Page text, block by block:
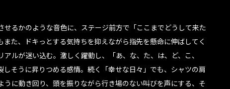
せるかのような音色に、ステージ前方で「ここまでどうして来た
た、ドキっとする気持ちを抑えながら指先を懸命に伸ばしてく
ルが迷い込む。激しく躍動し、「あ、な、た、は、ど、こ、
そうに昇りつめる感情。続く「幸せな日々」でも、シャツの肩
に動き回り、頭を振りながら行き場のない叫びを声にする、そ